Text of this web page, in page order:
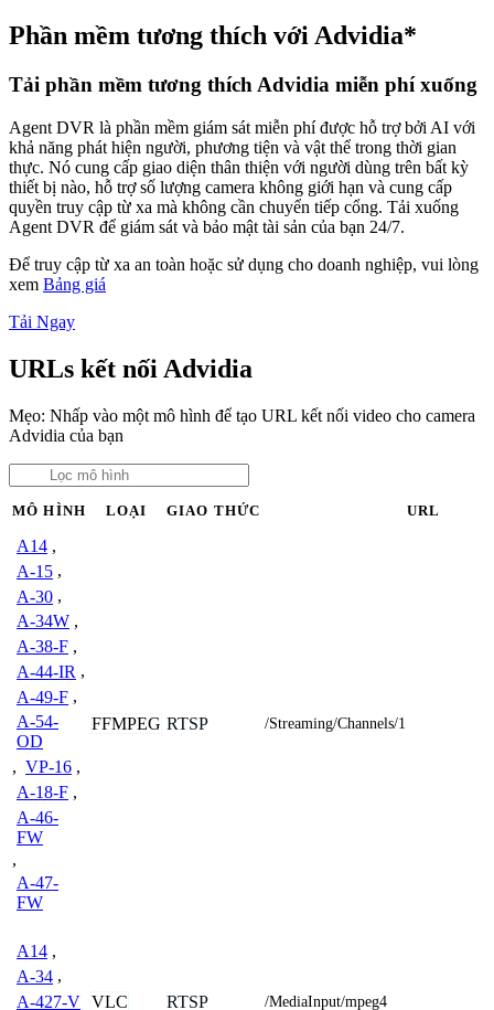
Phần mềm tương thích với Advidia*
Tải phần mềm tương thích Advidia miễn phí xuống
Agent DVR là phần mềm giám sát miễn phí được hỗ trợ bởi AI với
khả năng phát hiện người, phương tiện và vật thể trong thời gian
thực. Nó cung cấp giao diện thân thiện với người dùng trên bất kỳ
thiết bị nào, hỗ trợ số lượng camera không giới hạn và cung cấp
quyền truy cập từ xa mà không cần chuyển tiếp cổng. Tải xuống
Agent DVR để giám sát và bảo mật tài sản của bạn 24/7.
Để truy cập từ xa an toàn hoặc sử dụng cho doanh nghiệp, vui lòng
xem Bảng giá
Tải Ngay
URLs kết nối Advidia
Mẹo: Nhấp vào một mô hình để tạo URL kết nối video cho camera
Advidia của bạn
MÔ HÌNH LOẠI GIAO THỨC URL
A14 ,
A-15 ,
A-30 ,
A-34W ,
A-38-F ,
A-44-IR ,
A-49-F ,
A-54-
OD
, VP-16 ,
A-18-F ,
A-46-
FW
,
A-47-
FW
FFMPEG RTSP /Streaming/Channels/1
A14 ,
A-34 ,
A-427-V VLC RTSP /MediaInput/mpeg4